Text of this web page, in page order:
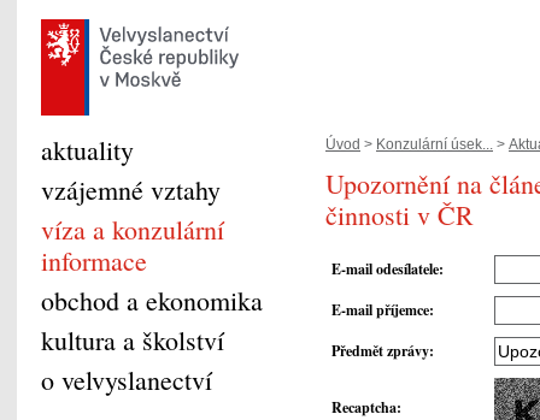
Úvod > Konzulární úsek... >
Upozornění na
činnosti v ČR
E-mail odesílatele:
E-mail příjemce:
Předmět zprávy:
Recaptcha:
aktuality
vzájemné vztahy
víza a konzulární
informace
obchod a ekonomika
kultura a školství
o velvyslanectví